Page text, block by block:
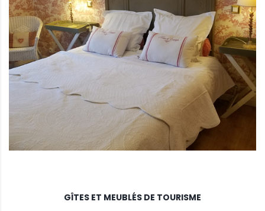
GÎTES ET MEUBLÉS DE TOURISME